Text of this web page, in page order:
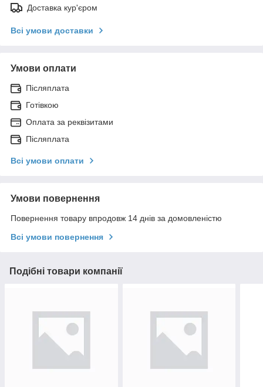
Доставка кур'єром
Всі умови доставки
Умови оплати
Післяплата
Готівкою
Оплата за реквізитами
Післяплата
Всі умови оплати
Умови повернення
Повернення товару впродовж 14 днів за домовленістю
Всі умови повернення
Подібні товари компанії